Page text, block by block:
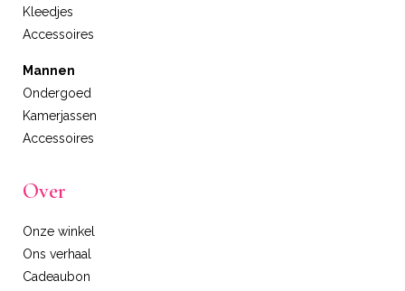
Kleedjes
Accessoires
Mannen
Ondergoed
Kamerjassen
Accessoires
Over
Onze winkel
Ons verhaal
Cadeaubon